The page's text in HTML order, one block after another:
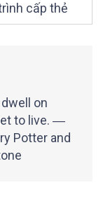
cấp thẻ
on
to live. ―
Potter and